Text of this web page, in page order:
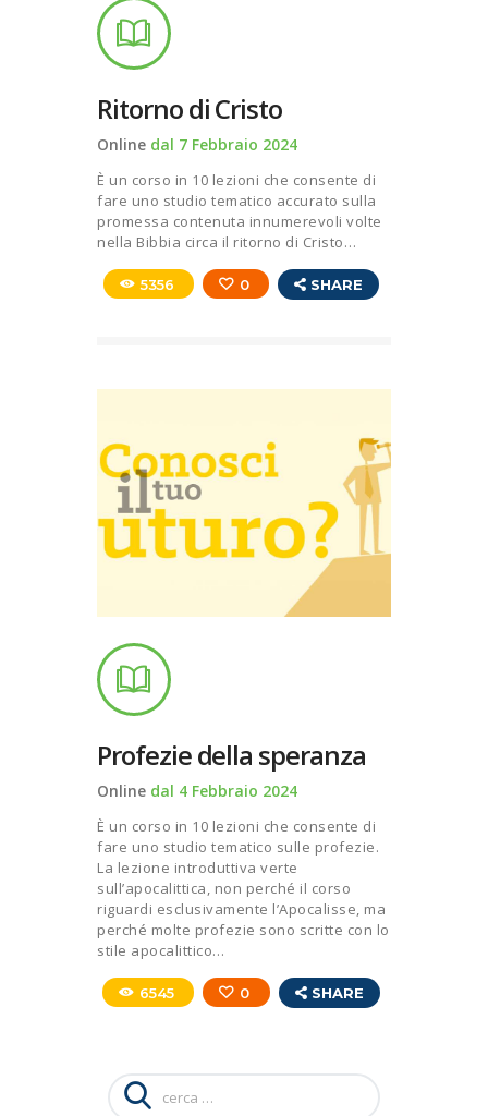
Ritorno di Cristo
Online dal 7 Febbraio 2024
È un corso in 10 lezioni che consente di
fare uno studio tematico accurato sulla
promessa contenuta innumerevoli volte
nella Bibbia circa il ritorno di Cristo…
5356 0 SHARE
Profezie della speranza
Online dal 4 Febbraio 2024
È un corso in 10 lezioni che consente di
fare uno studio tematico sulle profezie.
La lezione introduttiva verte
sull’apocalittica, non perché il corso
riguardi esclusivamente l’Apocalisse, ma
perché molte profezie sono scritte con lo
stile apocalittico…
6545 0 SHARE
Ricerca
per: